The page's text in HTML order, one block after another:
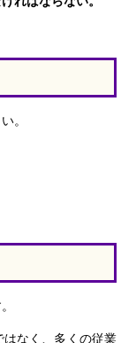
。
なく、多くの従業